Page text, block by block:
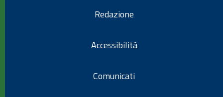
Redazione
Accessibilità
Comunicati